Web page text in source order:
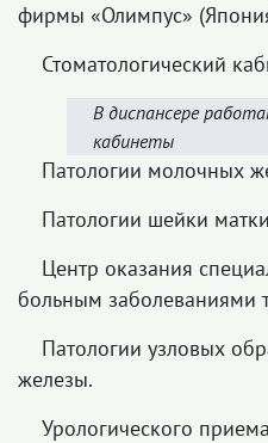
фирмы «Олимпус»
Стоматологический
В диспансере
кабинеты
Патологии молочных
Патологии шейки
Центр оказания
больным заболеваниями
Патологии узловых
железы.
Урологического